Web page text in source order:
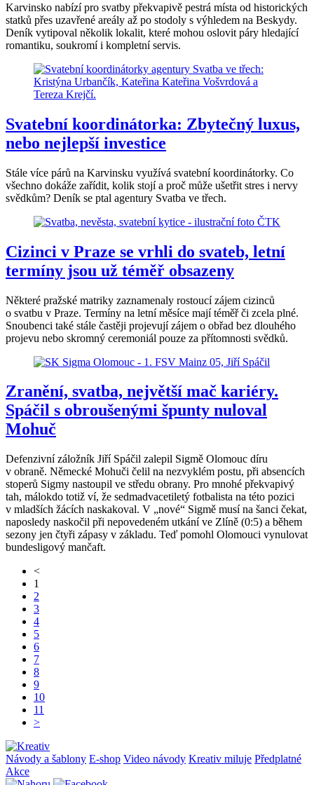
Karvinsko nabízí pro svatby překvapivě pestrá místa od historických
statků přes uzavřené areály až po stodoly s výhledem na Beskydy.
Deník vytipoval několik lokalit, které mohou oslovit páry hledající
romantiku, soukromí i kompletní servis.
Svatební koordinátorka: Zbytečný luxus,
nebo nejlepší investice
Stále více párů na Karvinsku využívá svatební koordinátorky. Co
všechno dokáže zařídit, kolik stojí a proč může ušetřit stres i nervy
svědkům? Deník se ptal agentury Svatba ve třech.
Cizinci v Praze se vrhli do svateb, letní
termíny jsou už téměř obsazeny
Některé pražské matriky zaznamenaly rostoucí zájem cizinců
o svatbu v Praze. Termíny na letní měsíce mají téměř či zcela plné.
Snoubenci také stále častěji projevují zájem o obřad bez dlouhého
projevu nebo skromný ceremoniál pouze za přítomnosti svědků.
Zranění, svatba, největší mač kariéry.
Spáčil s obroušenými špunty nuloval
Mohuč
Defenzivní záložník Jiří Spáčil zalepil Sigmě Olomouc díru
v obraně. Německé Mohuči čelil na nezvyklém postu, při absencích
stoperů Sigmy nastoupil ve středu obrany. Pro mnohé překvapivý
tah, málokdo totiž ví, že sedmadvacetiletý fotbalista na této pozici
v mladších žácích naskakoval. V „nové“ Sigmě musí na šanci čekat,
naposledy naskočil při nepovedeném utkání ve Zlíně (0:5) a během
sezony jen čtyři zápasy v základu. Teď pomohl Olomouci vynulovat
bundesligový mančaft.
<
1
2
3
4
5
6
7
8
9
10
11
>
Návody a šablony E-shop Video návody Kreativ miluje Předplatné
Akce